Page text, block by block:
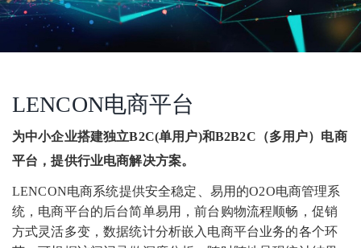
LENCON电商平台
为中小企业搭建独立B2C(单用户)和B2B2C（多用户）电商
平台，提供行业电商解决方案。
LENCON电商系统提供安全稳定、易用的O2O电商管理系
统，电商平台的后台简单易用，前台购物流程顺畅，促销
方式灵活多变，数据统计分析嵌入电商平台业务的各个环